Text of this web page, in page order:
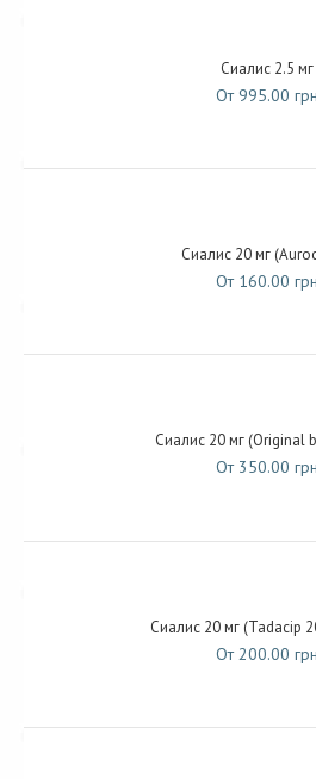
Сиалис 2.5 мг
От 995.00 грн
Сиалис 20 мг
От 160.00 грн
Сиалис 20 мг (Original
От 350.00 грн
Сиалис 20 мг (Tadacip
От 200.00 грн